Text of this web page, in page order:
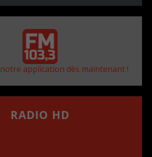
application dès maintenant !
RADIO HD